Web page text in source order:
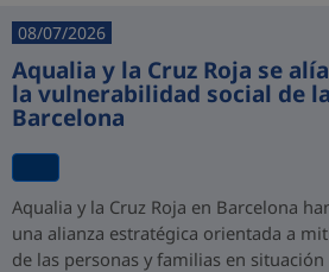
08/07/2026
Aqualia y la Cruz Roja se
la vulnerabilidad social de
Barcelona
Aqualia y la Cruz Roja en Barcelona
una alianza estratégica orientada a
de las personas y familias en